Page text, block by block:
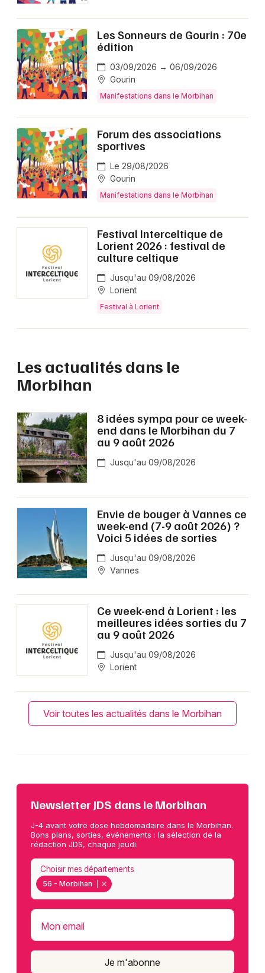
Les Sonneurs de Gourin : 70e
édition
03/09/2026 → 06/09/2026
Gourin
Manifestations dans le Morbihan
Forum des associations
sportives
Le 29/08/2026
Gourin
Manifestations dans le Morbihan
Festival Interceltique de
Lorient 2026 : festival de
culture celtique
Jusqu'au 09/08/2026
Lorient
Festival à Lorient
Les actualités dans le
Morbihan
8 idées sympa pour ce week-
end dans le Morbihan du 7
au 9 août 2026
Jusqu'au 09/08/2026
Envie de bouger à Vannes ce
week-end (7-9 août 2026) ?
Voici 5 idées de sorties
Jusqu'au 09/08/2026
Vannes
Ce week-end à Lorient : les
meilleures idées sorties du 7
au 9 août 2026
Jusqu'au 09/08/2026
Lorient
Voir toutes les actualités dans le Morbihan
Newsletter JDS dans le Morbihan
J-4 avant votre dose hebdomadaire dans le Morbihan.
Bons plans, sorties, événements : la sélection de la
rédaction JDS, chaque jeudi.
56 - Morbihan
Choisir mes départements
Mon email
Je m'abonne